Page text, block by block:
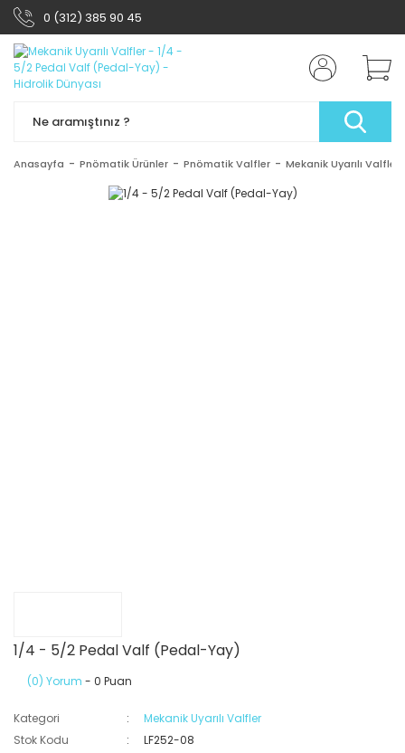
0 (312) 385 90 45
Anasayfa Pnömatik Ürünler Pnömatik Valfler Mekanik Uyarılı Valfler
1/4 - 5/2 Pedal Valf (Pedal-Yay)
(0) Yorum - 0 Puan
Kategori
Mekanik Uyarılı Valfler
Stok Kodu
LF252-08